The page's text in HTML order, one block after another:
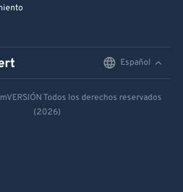
Español
Español
Todos los derechos reservados
(2026)